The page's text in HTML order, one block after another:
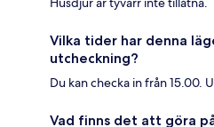
Vilka tider har denna
utcheckning?
Du kan checka in från 15.00.
Vad finns det att göra